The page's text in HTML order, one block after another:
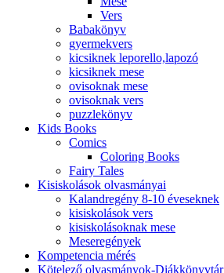
Vers
Babakönyv
gyermekvers
kicsiknek leporello,lapozó
kicsiknek mese
ovisoknak mese
ovisoknak vers
puzzlekönyv
Kids Books
Comics
Coloring Books
Fairy Tales
Kisiskolások olvasmányai
Kalandregény 8-10 éveseknek
kisiskolások vers
kisiskolásoknak mese
Meseregények
Kompetencia mérés
Kötelező olvasmányok-Diákkönyvtár